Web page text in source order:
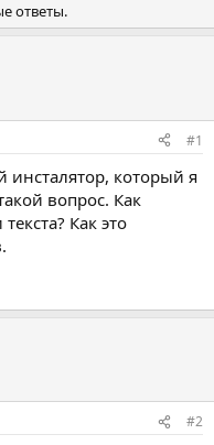
ответы.
#1
инсталятор, который я
вопрос. Как
Как это
#2